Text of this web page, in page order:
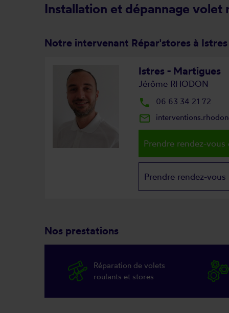
Installation et dépannage volet
Notre intervenant Répar'stores à Istres
Istres - Martigues
Jérôme RHODON
local_phone 06 63 34 21 72
mail_outline
Prendre rendez-vous
Prendre rendez-vous
Nos prestations
Réparation de volets
roulants et stores